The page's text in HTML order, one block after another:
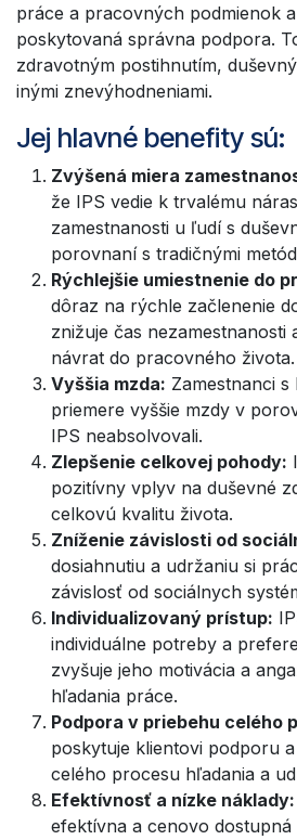
práce a pracovných podmienok
poskytovaná správna podpora.
zdravotným postihnutím,
inými znevýhodneniami.
Jej hlavné benefity sú:
Zvýšená miera
že IPS vedie k trvalému
zamestnanosti u ľudí s
porovnaní s tradičnými
Rýchlejšie umiestnenie do
dôraz na rýchle začlenenie
znižuje čas nezamestnanosti
návrat do pracovného života.
Vyššia mzda: Zamestnanci
priemere vyššie mzdy v
IPS neabsolvovali.
Zlepšenie celkovej pohody:
pozitívny vplyv na duševné
celkovú kvalitu života.
Zníženie závislosti od
dosiahnutiu a udržaniu si
závislosť od sociálnych
Individualizovaný prístup:
individuálne potreby a
zvyšuje jeho motivácia a
hľadania práce.
Podpora v priebehu celého
poskytuje klientovi podporu
celého procesu hľadania a
Efektívnosť a nízke náklady:
efektívna a cenovo